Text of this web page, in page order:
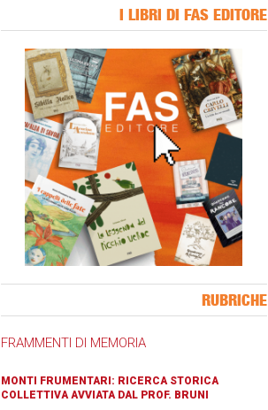
I LIBRI DI FAS EDITORE
RUBRICHE
FRAMMENTI DI MEMORIA
MONTI FRUMENTARI: RICERCA STORICA
COLLETTIVA AVVIATA DAL PROF. BRUNI